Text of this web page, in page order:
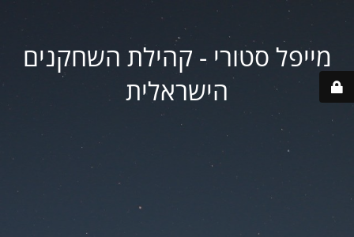
מייפל סטורי - קהילת השחקנים
הישראלית